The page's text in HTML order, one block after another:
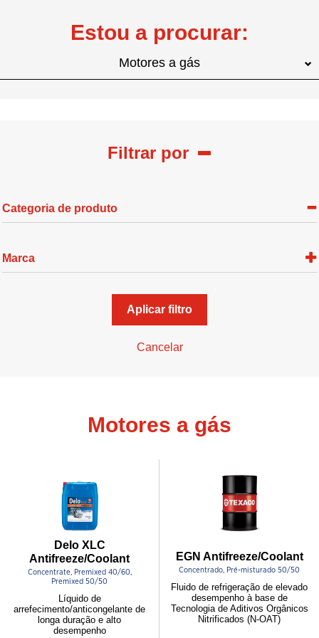
Estou a procurar:
Motores a gás
Filtrar por
Categoria de produto
Marca
Aplicar filtro
Cancelar
Motores a gás
Delo XLC
Antifreeze/Coolant
Concentrate, Premixed 40/60,
Premixed 50/50
Líquido de
arrefecimento/anticongelante de
longa duração e alto
desempenho
EGN Antifreeze/Coolant
Concentrado, Pré-misturado 50/50
Fluido de refrigeração de elevado
desempenho à base de
Tecnologia de Aditivos Orgânicos
Nitrificados (N-OAT)